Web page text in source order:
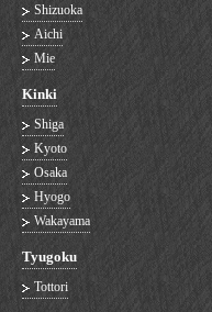
Shizuoka
Aichi
Mie
Kinki
Shiga
Kyoto
Osaka
Hyogo
Wakayama
Tyugoku
Tottori